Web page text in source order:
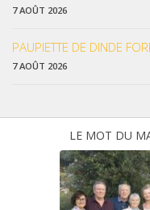
7 AOÛT 2026
PAUPIETTE DE DINDE
7 AOÛT 2026
LE MOT DU